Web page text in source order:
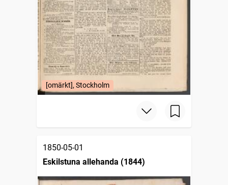
[omärkt], Stockholm
1850-05-01
Eskilstuna allehanda (1844)